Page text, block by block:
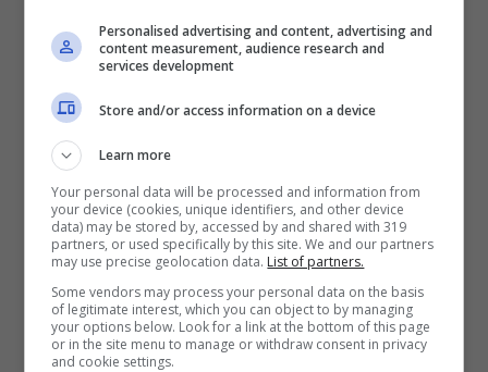
normalinel mese di luglioed allora per quale
motivo alcune persone la incasseranno nel
mese di agosto. Si tratta semplicemente di
questo importo e si tratta di un aspetto non
di poco conto. C’è, però, da fare una
precisazione da questo punto di vista molto
importante che riguarda, come detto, coloro i
quali hanno diritto a ricevere questa cifra nel
mese diagosto.
Personalised advertising and content, advertising and
content measurement, audience research and
services development
Store and/or access information on a device
Learn more
Your personal data will be processed and information from
your device (cookies, unique identifiers, and other device
data) may be stored by, accessed by and shared with 319
partners, or used specifically by this site. We and our partners
may use precise geolocation data. List of partners.
Some vendors may process your personal data on the basis
of legitimate interest, which you can object to by managing
your options below. Look for a link at the bottom of this page
or in the site menu to manage or withdraw consent in privacy
and cookie settings.